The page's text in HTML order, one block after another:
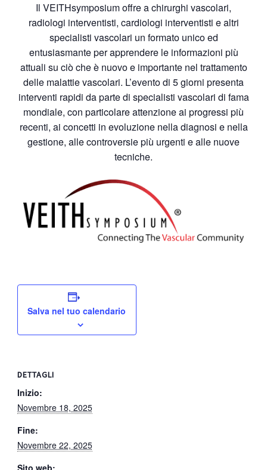
Il VEITHsymposium offre a chirurghi vascolari,
radiologi interventisti, cardiologi interventisti e altri
specialisti vascolari un formato unico ed
entusiasmante per apprendere le informazioni più
attuali su ciò che è nuovo e importante nel trattamento
delle malattie vascolari. L’evento di 5 giorni presenta
interventi rapidi da parte di specialisti vascolari di fama
mondiale, con particolare attenzione ai progressi più
recenti, ai concetti in evoluzione nella diagnosi e nella
gestione, alle controversie più urgenti e alle nuove
tecniche.
Salva nel tuo calendario
DETTAGLI
Inizio:
Novembre 18, 2025
Fine:
Novembre 22, 2025